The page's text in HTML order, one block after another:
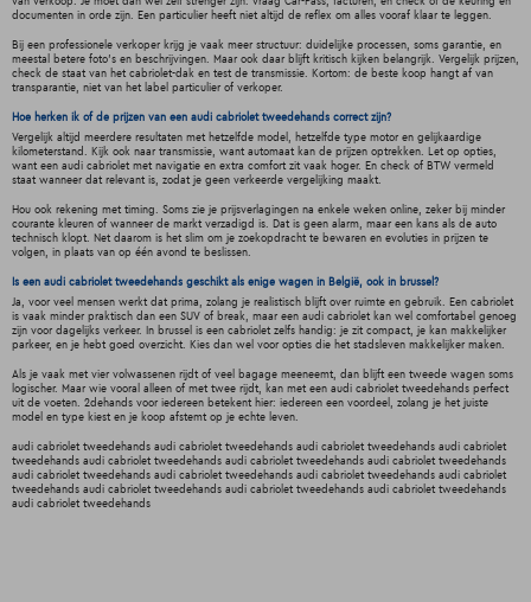
documenten in orde zijn. Een particulier heeft niet altijd de reflex om alles vooraf klaar te leggen.
Bij een professionele verkoper krijg je vaak meer structuur: duidelijke processen, soms garantie, en
meestal betere foto’s en beschrijvingen. Maar ook daar blijft kritisch kijken belangrijk. Vergelijk prijzen,
check de staat van het cabriolet-dak en test de transmissie. Kortom: de beste koop hangt af van
transparantie, niet van het label particulier of verkoper.
Hoe herken ik of de prijzen van een audi cabriolet tweedehands correct zijn?
Vergelijk altijd meerdere resultaten met hetzelfde model, hetzelfde type motor en gelijkaardige
kilometerstand. Kijk ook naar transmissie, want automaat kan de prijzen optrekken. Let op opties,
want een audi cabriolet met navigatie en extra comfort zit vaak hoger. En check of BTW vermeld
staat wanneer dat relevant is, zodat je geen verkeerde vergelijking maakt.
Hou ook rekening met timing. Soms zie je prijsverlagingen na enkele weken online, zeker bij minder
courante kleuren of wanneer de markt verzadigd is. Dat is geen alarm, maar een kans als de auto
technisch klopt. Net daarom is het slim om je zoekopdracht te bewaren en evoluties in prijzen te
volgen, in plaats van op één avond te beslissen.
Is een audi cabriolet tweedehands geschikt als enige wagen in België, ook in brussel?
Ja, voor veel mensen werkt dat prima, zolang je realistisch blijft over ruimte en gebruik. Een cabriolet
is vaak minder praktisch dan een SUV of break, maar een audi cabriolet kan wel comfortabel genoeg
zijn voor dagelijks verkeer. In brussel is een cabriolet zelfs handig: je zit compact, je kan makkelijker
parkeer, en je hebt goed overzicht. Kies dan wel voor opties die het stadsleven makkelijker maken.
Als je vaak met vier volwassenen rijdt of veel bagage meeneemt, dan blijft een tweede wagen soms
logischer. Maar wie vooral alleen of met twee rijdt, kan met een audi cabriolet tweedehands perfect
uit de voeten. 2dehands voor iedereen betekent hier: iedereen een voordeel, zolang je het juiste
model en type kiest en je koop afstemt op je echte leven.
audi cabriolet tweedehands audi cabriolet tweedehands audi cabriolet tweedehands audi cabriolet
tweedehands audi cabriolet tweedehands audi cabriolet tweedehands audi cabriolet tweedehands
audi cabriolet tweedehands audi cabriolet tweedehands audi cabriolet tweedehands audi cabriolet
tweedehands audi cabriolet tweedehands audi cabriolet tweedehands audi cabriolet tweedehands
audi cabriolet tweedehands